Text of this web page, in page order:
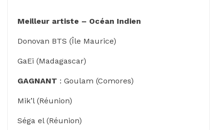
Meilleur artiste – Océan Indien
Donovan BTS (Île Maurice)
GaEi (Madagascar)
GAGNANT : Goulam (Comores)
Mik’l (Réunion)
Séga el (Réunion)